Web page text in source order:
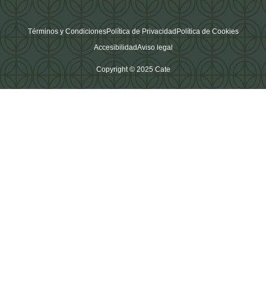
Copyright © 2025 Cate
Términos y CondicionesPolítica de PrivacidadPolítica de Cookies
AccesibilidadAviso legal